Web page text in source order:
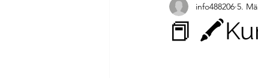
📕
info488206 5.